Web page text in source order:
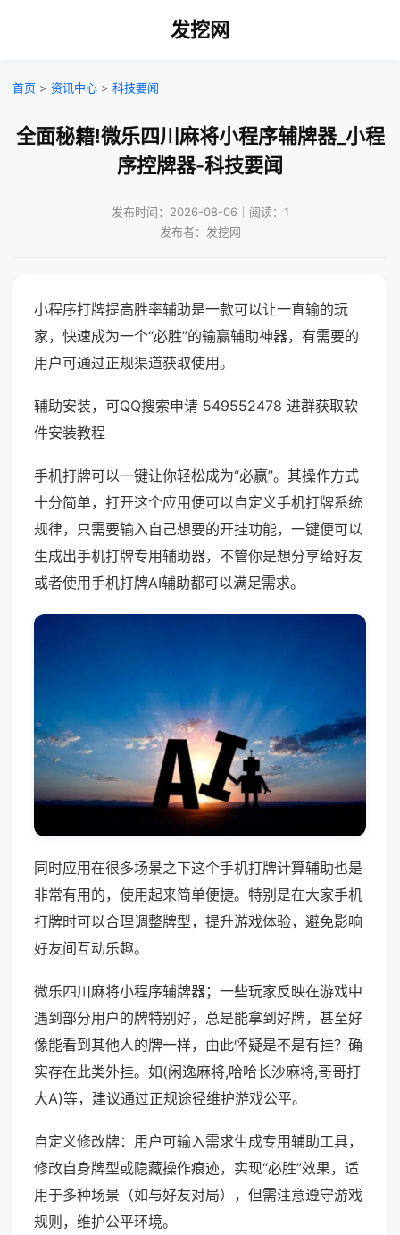
发挖网
首页 > 资讯中心 > 科技要闻
全面秘籍!微乐四川麻将小程序辅牌器_小程
序控牌器-科技要闻
发布时间：2026-08-06｜阅读：1
发布者：发挖网
小程序打牌提高胜率辅助是一款可以让一直输的玩
家，快速成为一个“必胜”的输赢辅助神器，有需要的
用户可通过正规渠道获取使用。
辅助安装，可QQ搜索申请 549552478 进群获取软
件安装教程
手机打牌可以一键让你轻松成为“必赢”。其操作方式
十分简单，打开这个应用便可以自定义手机打牌系统
规律，只需要输入自己想要的开挂功能，一键便可以
生成出手机打牌专用辅助器，不管你是想分享给好友
或者使用手机打牌AI辅助都可以满足需求。
同时应用在很多场景之下这个手机打牌计算辅助也是
非常有用的，使用起来简单便捷。特别是在大家手机
打牌时可以合理调整牌型，提升游戏体验，避免影响
好友间互动乐趣。
微乐四川麻将小程序辅牌器；一些玩家反映在游戏中
遇到部分用户的牌特别好，总是能拿到好牌，甚至好
像能看到其他人的牌一样，由此怀疑是不是有挂？确
实存在此类外挂。如(闲逸麻将,哈哈长沙麻将,哥哥打
大A)等，建议通过正规途径维护游戏公平。
自定义修改牌：用户可输入需求生成专用辅助工具，
修改自身牌型或隐藏操作痕迹，实现“必胜”效果，适
用于多种场景（如与好友对局），但需注意遵守游戏
规则，维护公平环境。